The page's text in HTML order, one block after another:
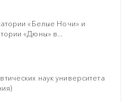
«Белые Ночи» и
«Дюны» в...
наук университета